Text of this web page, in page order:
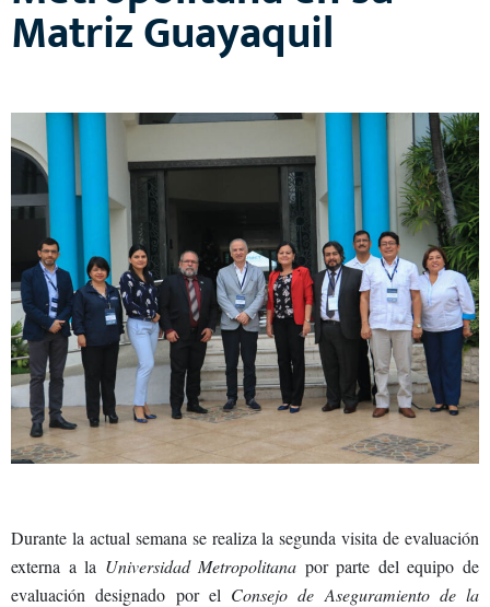
Matriz Guayaquil
Durante la actual semana se realiza la segunda visita de evaluación
externa a la Universidad Metropolitana por parte del equipo de
evaluación designado por el Consejo de Aseguramiento de la